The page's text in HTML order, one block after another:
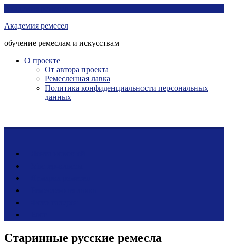
контенту
Академия ремесел
обучение ремеслам и искусствам
О проекте
От автора проекта
Ремесленная лавка
Политика конфиденциальности персональных
данных
Старинные русские ремесла